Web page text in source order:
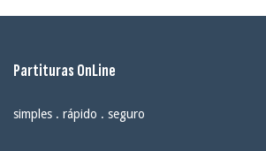
Partituras OnLine
simples . rápido . seguro